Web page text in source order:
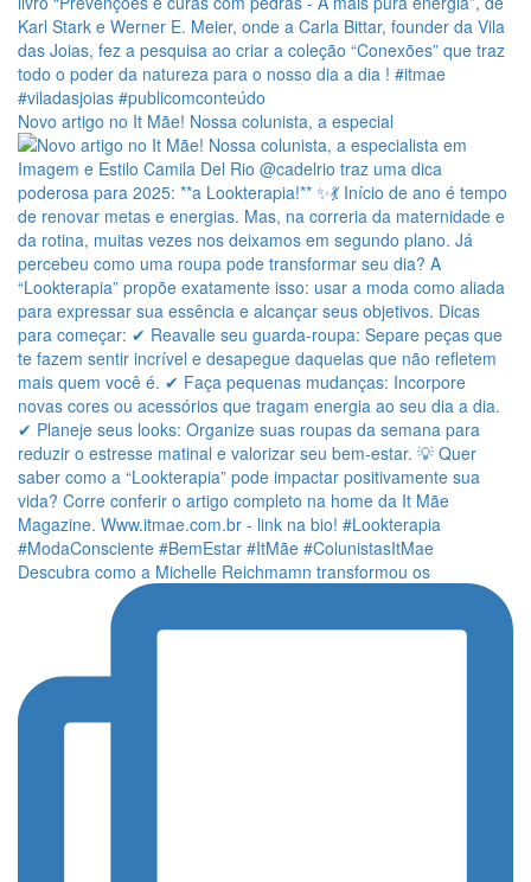
Novo artigo no It Mãe! Nossa colunista, a especial
Descubra como a Michelle Reichmamn transformou os